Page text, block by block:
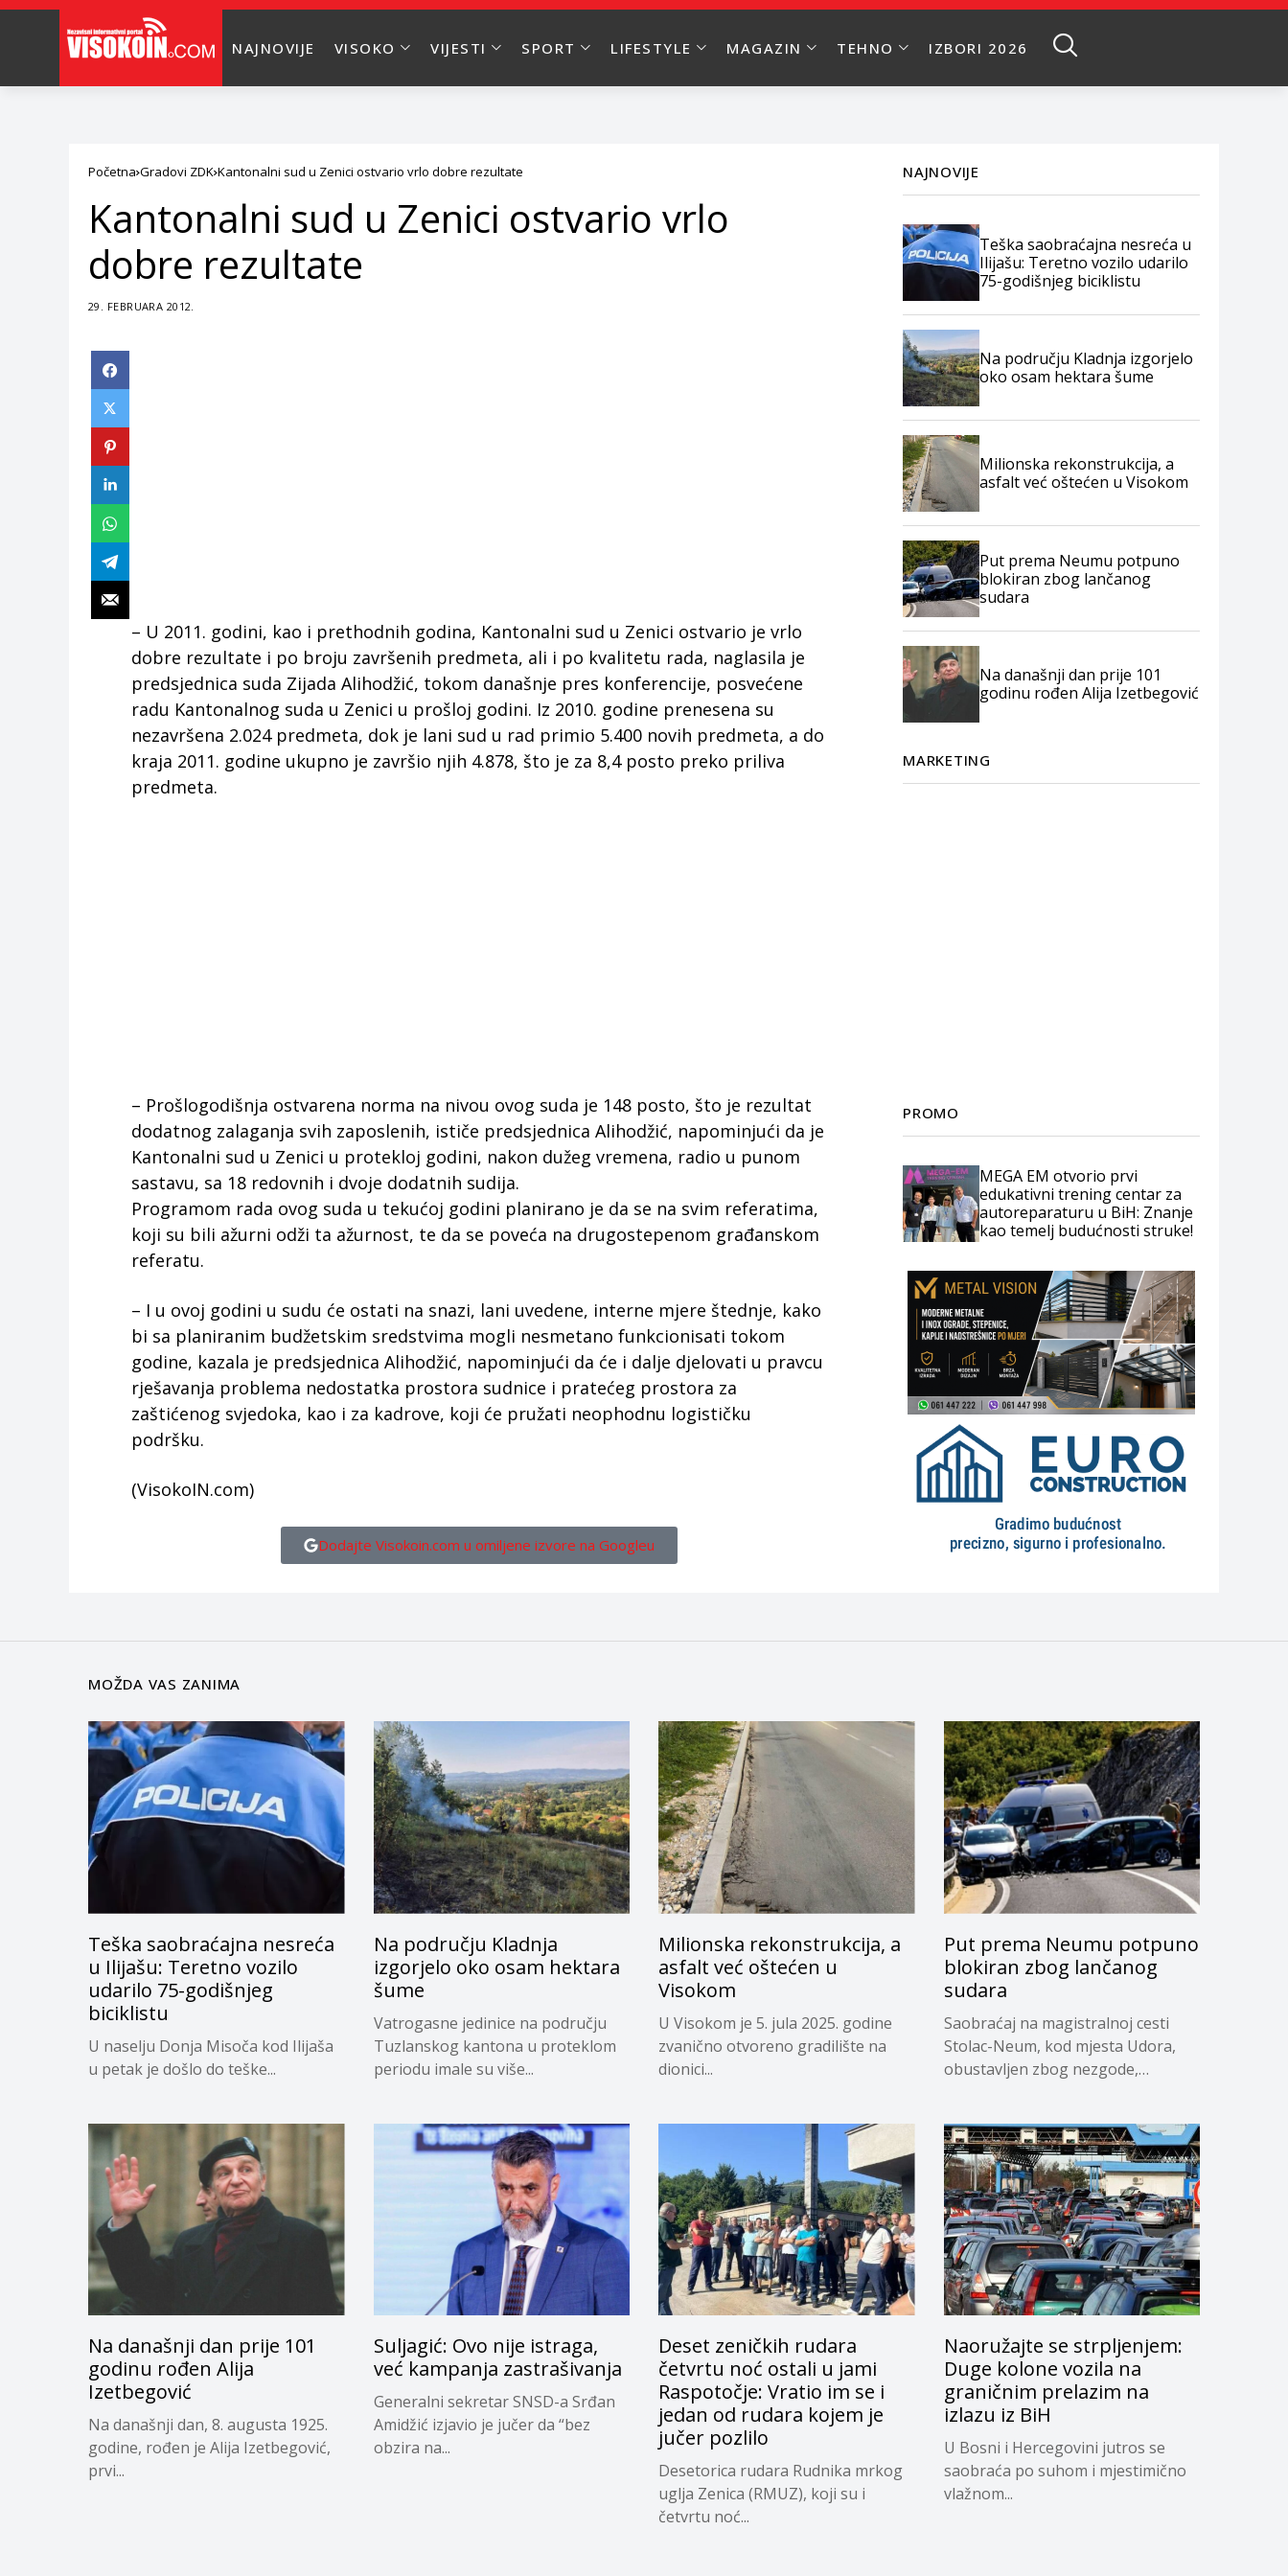
NAJNOVIJE VISOKO VIJESTI SPORT LIFESTYLE MAGAZIN TEHNO IZBORI 2026
Početna Gradovi ZDK Kantonalni sud u Zenici ostvario vrlo dobre rezultate
Kantonalni sud u Zenici ostvario vrlo
dobre rezultate
29. FEBRUARA 2012.
– U 2011. godini, kao i prethodnih godina, Kantonalni sud u Zenici ostvario je vrlo
dobre rezultate i po broju završenih predmeta, ali i po kvalitetu rada, naglasila je
predsjednica suda Zijada Alihodžić, tokom današnje pres konferencije, posvećene
radu Kantonalnog suda u Zenici u prošloj godini. Iz 2010. godine prenesena su
nezavršena 2.024 predmeta, dok je lani sud u rad primio 5.400 novih predmeta, a do
kraja 2011. godine ukupno je završio njih 4.878, što je za 8,4 posto preko priliva
predmeta.
– Prošlogodišnja ostvarena norma na nivou ovog suda je 148 posto, što je rezultat
dodatnog zalaganja svih zaposlenih, ističe predsjednica Alihodžić, napominjući da je
Kantonalni sud u Zenici u protekloj godini, nakon dužeg vremena, radio u punom
sastavu, sa 18 redovnih i dvoje dodatnih sudija.
Programom rada ovog suda u tekućoj godini planirano je da se na svim referatima,
koji su bili ažurni odži ta ažurnost, te da se poveća na drugostepenom građanskom
referatu.
– I u ovoj godini u sudu će ostati na snazi, lani uvedene, interne mjere štednje, kako
bi sa planiranim budžetskim sredstvima mogli nesmetano funkcionisati tokom
godine, kazala je predsjednica Alihodžić, napominjući da će i dalje djelovati u pravcu
rješavanja problema nedostatka prostora sudnice i pratećeg prostora za
zaštićenog svjedoka, kao i za kadrove, koji će pružati neophodnu logističku
podršku.
(VisokoIN.com)
Dodajte Visokoin.com u omiljene izvore na Googleu
NAJNOVIJE
Teška saobraćajna nesreća u
Ilijašu: Teretno vozilo udarilo
75-godišnjeg biciklistu
Na području Kladnja izgorjelo
oko osam hektara šume
Milionska rekonstrukcija, a
asfalt već oštećen u Visokom
Put prema Neumu potpuno
blokiran zbog lančanog
sudara
Na današnji dan prije 101
godinu rođen Alija Izetbegović
MARKETING
PROMO
MEGA EM otvorio prvi
edukativni trening centar za
autoreparaturu u BiH: Znanje
kao temelj budućnosti struke!
MOŽDA VAS ZANIMA
Teška saobraćajna nesreća
u Ilijašu: Teretno vozilo
udarilo 75-godišnjeg
biciklistu
U naselju Donja Misoča kod Ilijaša
u petak je došlo do teške...
Na području Kladnja
izgorjelo oko osam hektara
šume
Vatrogasne jedinice na području
Tuzlanskog kantona u proteklom
periodu imale su više...
Milionska rekonstrukcija, a
asfalt već oštećen u
Visokom
U Visokom je 5. jula 2025. godine
zvanično otvoreno gradilište na
dionici...
Put prema Neumu potpuno
blokiran zbog lančanog
sudara
Saobraćaj na magistralnoj cesti
Stolac-Neum, kod mjesta Udora,
obustavljen zbog nezgode,
Na današnji dan prije 101
godinu rođen Alija
Izetbegović
Na današnji dan, 8. augusta 1925.
godine, rođen je Alija Izetbegović,
prvi...
Suljagić: Ovo nije istraga,
već kampanja zastrašivanja
Generalni sekretar SNSD-a Srđan
Amidžić izjavio je jučer da “bez
obzira na...
Deset zeničkih rudara
četvrtu noć ostali u jami
Raspotočje: Vratio im se i
jedan od rudara kojem je
jučer pozlilo
Desetorica rudara Rudnika mrkog
uglja Zenica (RMUZ), koji su i
četvrtu noć...
Naoružajte se strpljenjem:
Duge kolone vozila na
graničnim prelazim na
izlazu iz BiH
U Bosni i Hercegovini jutros se
saobraća po suhom i mjestimično
vlažnom...